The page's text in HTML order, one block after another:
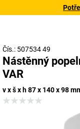
Čís.: 507534 49
Nástěnný
VAR
v x š x h 87 x 140 x 98